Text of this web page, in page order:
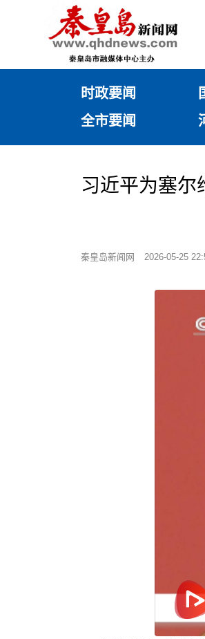
时政要闻
全市要闻
习近平为塞尔
秦皇岛新闻网 2026-05-25